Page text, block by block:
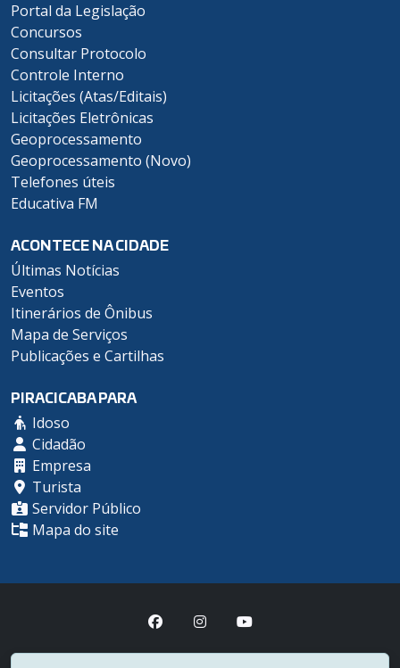
Portal da Legislação
Concursos
Consultar Protocolo
Controle Interno
Licitações (Atas/Editais)
Licitações Eletrônicas
Geoprocessamento
Geoprocessamento (Novo)
Telefones úteis
Educativa FM
ACONTECE NA CIDADE
Últimas Notícias
Eventos
Itinerários de Ônibus
Mapa de Serviços
Publicações e Cartilhas
PIRACICABA PARA
Idoso
Cidadão
Empresa
Turista
Servidor Público
Mapa do site